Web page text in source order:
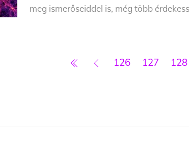
meg ismerőseiddel is, még több
126 127 128